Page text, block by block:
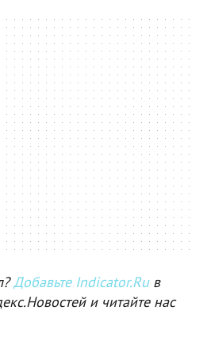
Добавьте Indicator.Ruв
и читайте нас